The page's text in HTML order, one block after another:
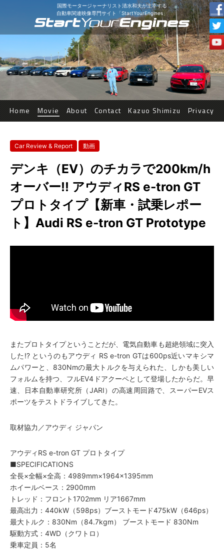
国際モータージャーナリスト清水和夫が主宰する
自動車関連映像専門サイト「StartYourEngines」
Home Movie About Contact Kazuo Shimizu Privacy
Car Review & Report 動画
デンキ（EV）のチカラで200km/h
オーバー!! アウディRS e-tron GT
プロトタイプ【新車・試乗レポー
ト】Audi RS e-tron GT Prototype
またプロトタイプということだが、電気自動車も超絶領域に突入
した!? というのもアウディ RS e-tron GTは600ps近いマキシマ
ムパワーと、830Nmの最大トルクを与えられた、しかも美しい
フォルムを持つ、フルEV4ドアクーペとして登場したからだ。早
速、日本自動車研究所（JARI）の高速周回路で、スーパーEVス
ポーツをテストドライブしてきた。
取材協力／アウディ ジャパン
アウディRS e-tron GT プロトタイプ
■SPECIFICATIONS
全長×全幅×全高：4989mm×1964×1395mm
ホイールベース：2900mm
トレッド：フロント1702mm リア1667mm
最高出力：440kW（598ps）ブーストモード475kW（646ps）
最大トルク：830Nm（84.7kgm） ブーストモード 830Nm
駆動方式：4WD（クワトロ）
乗車定員：5名